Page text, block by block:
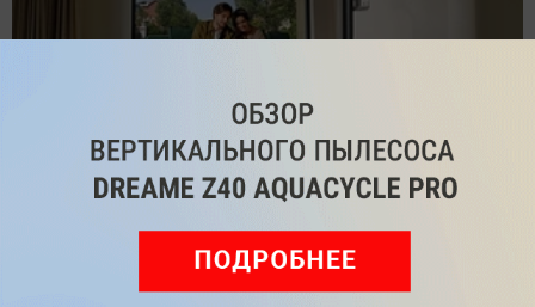
Обзор вертикального пылесоса Dreame Z40 AquaCycle
Pro: гибкий подход к уборке